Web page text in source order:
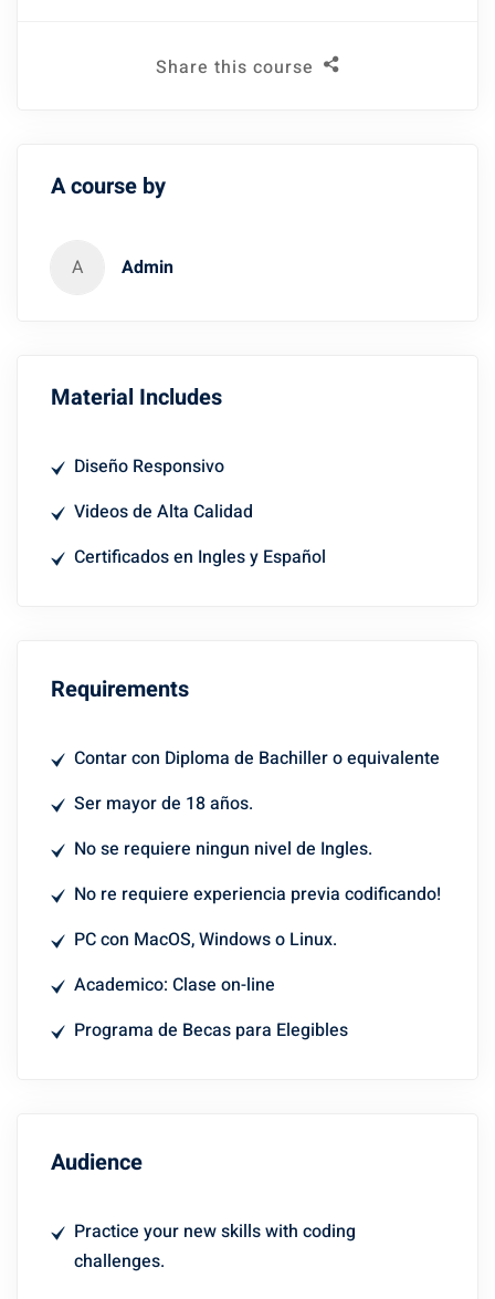
Share this course
A course by
A Admin
Material Includes
Diseño Responsivo
Videos de Alta Calidad
Certificados en Ingles y Español
Requirements
Contar con Diploma de Bachiller o equivalente
Ser mayor de 18 años.
No se requiere ningun nivel de Ingles.
No re requiere experiencia previa codificando!
PC con MacOS, Windows o Linux.
Academico: Clase on-line
Programa de Becas para Elegibles
Audience
Practice your new skills with coding
challenges.